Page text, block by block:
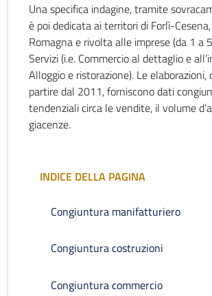
Una specifica indagine, tramite
è poi dedicata ai territori di Forlì-
Romagna e rivolta alle imprese (da 1 a
Servizi (i.e. Commercio al dettaglio e
Alloggio e ristorazione). Le elaborazioni,
partire dal 2011, forniscono dati
tendenziali circa le vendite, il volume
giacenze.
INDICE DELLA PAGINA
Congiuntura manifatturiero
Congiuntura costruzioni
Congiuntura commercio